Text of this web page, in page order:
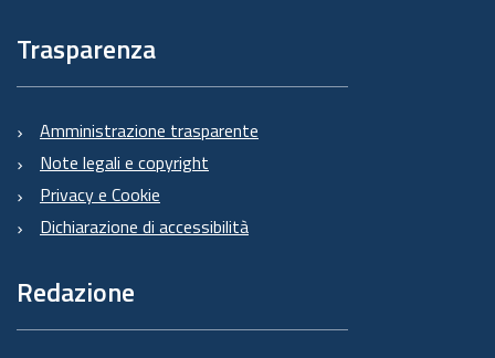
Trasparenza
Amministrazione trasparente
Note legali e copyright
Privacy e Cookie
Dichiarazione di accessibilità
Redazione